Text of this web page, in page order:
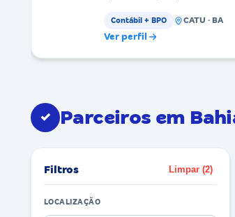
Contábil + BPO CATU · BA
Ver perfil
✓ Parceiros em
Filtros Limpar (2)
LOCALIZAÇÃO